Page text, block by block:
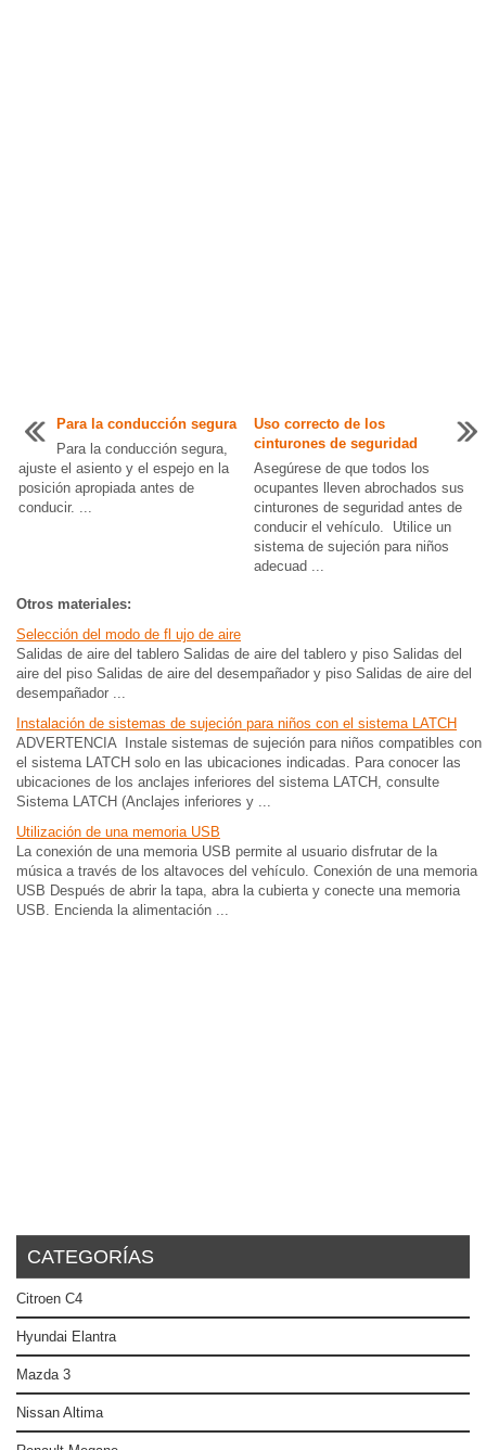
Para la conducción segura
Para la conducción segura,
ajuste el asiento y el espejo en la
posición apropiada antes de
conducir. ...
Uso correcto de los
cinturones de seguridad
Asegúrese de que todos los
ocupantes lleven abrochados sus
cinturones de seguridad antes de
conducir el vehículo. Utilice un
sistema de sujeción para niños
adecuad ...
Otros materiales:
Selección del modo de fl ujo de aire
Salidas de aire del tablero Salidas de aire del tablero y piso Salidas del
aire del piso Salidas de aire del desempañador y piso Salidas de aire del
desempañador ...
Instalación de sistemas de sujeción para niños con el sistema LATCH
ADVERTENCIA Instale sistemas de sujeción para niños compatibles con
el sistema LATCH solo en las ubicaciones indicadas. Para conocer las
ubicaciones de los anclajes inferiores del sistema LATCH, consulte
Sistema LATCH (Anclajes inferiores y ...
Utilización de una memoria USB
La conexión de una memoria USB permite al usuario disfrutar de la
música a través de los altavoces del vehículo. Conexión de una memoria
USB Después de abrir la tapa, abra la cubierta y conecte una memoria
USB. Encienda la alimentación ...
CATEGORÍAS
Citroen C4
Hyundai Elantra
Mazda 3
Nissan Altima